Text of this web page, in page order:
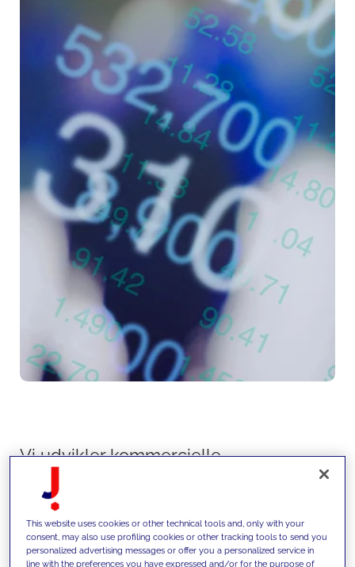
Vi udvikler kommercielle
indirekte kanaler og optimerer
distributionsmodeller,
salgsnetværk og go-to-market-
This website uses cookies or other technical tools and, only with your
consent, may also use profiling cookies or other tracking tools to send you
personalized advertising messages or offer you a personalized service in
line with the preferences you have expressed and/or for the purpose of